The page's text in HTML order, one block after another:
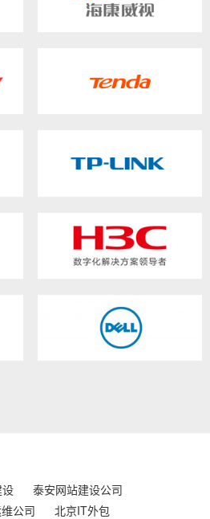
泰安网站建设公司
公司 北京IT外包